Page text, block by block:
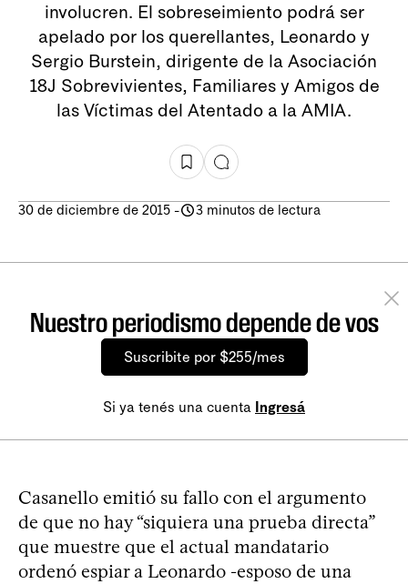
involucren. El sobreseimiento podrá ser
apelado por los querellantes, Leonardo y
Sergio Burstein, dirigente de la Asociación
18J Sobrevivientes, Familiares y Amigos de
las Víctimas del Atentado a la AMIA.
30 de diciembre de 2015 - 3 minutos de lectura
Nuestro periodismo depende de vos
Suscribite por $255/mes
Si ya tenés una cuenta Ingresá
Casanello emitió su fallo con el argumento
de que no hay “siquiera una prueba directa”
que muestre que el actual mandatario
ordenó espiar a Leonardo -esposo de una